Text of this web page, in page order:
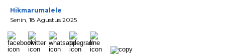
Hikmarumalele
Senin, 18 Agustus 2025